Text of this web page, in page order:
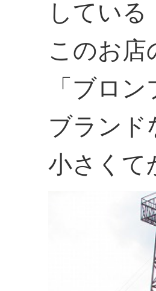
してい
このお店
「ブロ
ブランド
小さくて